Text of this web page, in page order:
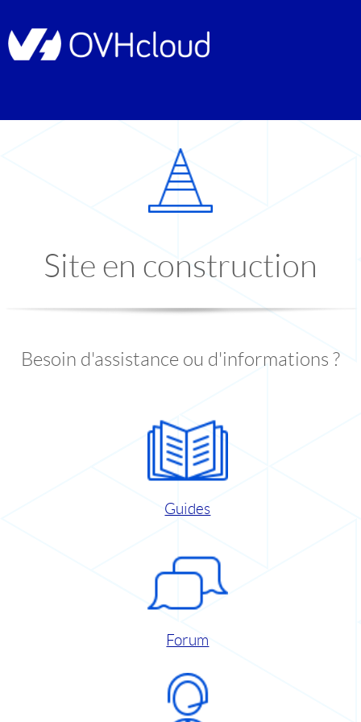
Site en construction
Besoin d'assistance ou d'informations ?
Guides
Forum